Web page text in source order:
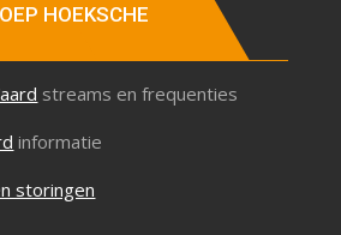
HOEKSCHE
streams en frequenties
informatie
storingen